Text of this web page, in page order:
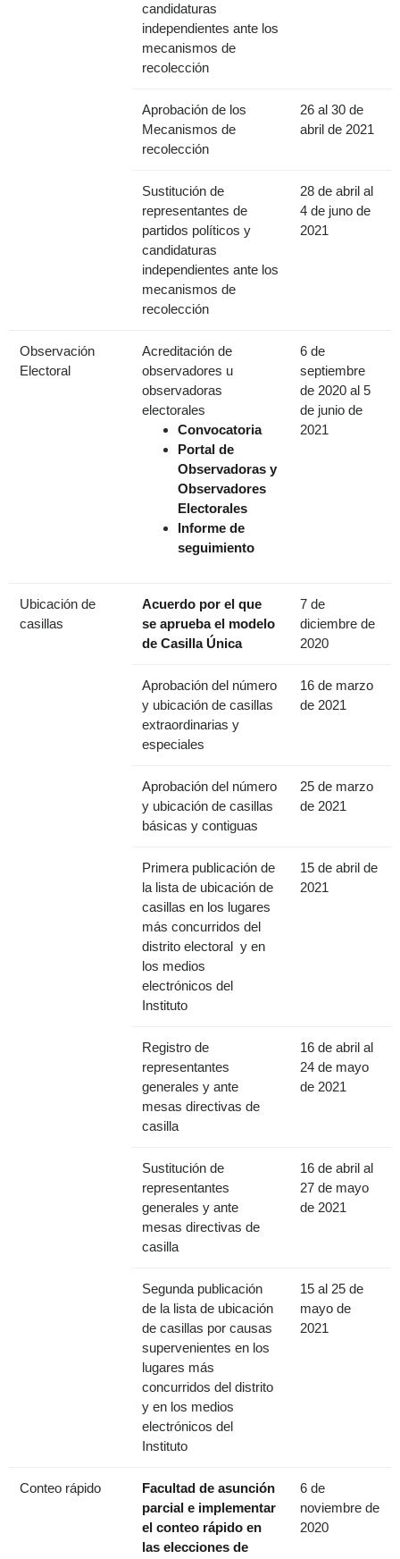
candidaturas
independientes ante los
mecanismos de
recolección
Aprobación de los
Mecanismos de
recolección
26 al 30 de
abril de 2021
Sustitución de
representantes de
partidos políticos y
candidaturas
independientes ante los
mecanismos de
recolección
28 de abril al
4 de juno de
2021
Observación
Electoral
Acreditación de
observadores u
observadoras
electorales
Convocatoria
Portal de
Observadoras y
Observadores
Electorales
Informe de
seguimiento
6 de
septiembre
de 2020 al 5
de junio de
2021
Ubicación de
casillas
Acuerdo por el que
se aprueba el modelo
de Casilla Única
7 de
diciembre de
2020
Aprobación del número
y ubicación de casillas
extraordinarias y
especiales
16 de marzo
de 2021
Aprobación del número
y ubicación de casillas
básicas y contiguas
25 de marzo
de 2021
Primera publicación de
la lista de ubicación de
casillas en los lugares
más concurridos del
distrito electoral y en
los medios
electrónicos del
Instituto
15 de abril de
2021
Registro de
representantes
generales y ante
mesas directivas de
casilla
16 de abril al
24 de mayo
de 2021
Sustitución de
representantes
generales y ante
mesas directivas de
casilla
16 de abril al
27 de mayo
de 2021
Segunda publicación
de la lista de ubicación
de casillas por causas
supervenientes en los
lugares más
concurridos del distrito
y en los medios
electrónicos del
Instituto
15 al 25 de
mayo de
2021
Conteo rápido
Facultad de asunción
parcial e implementar
el conteo rápido en
las elecciones de
6 de
noviembre de
2020